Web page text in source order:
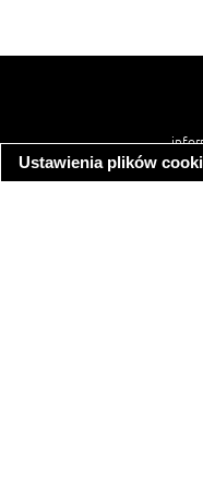
Ustawienia plikówinformacja o